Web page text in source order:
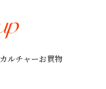
カルチャーお買物